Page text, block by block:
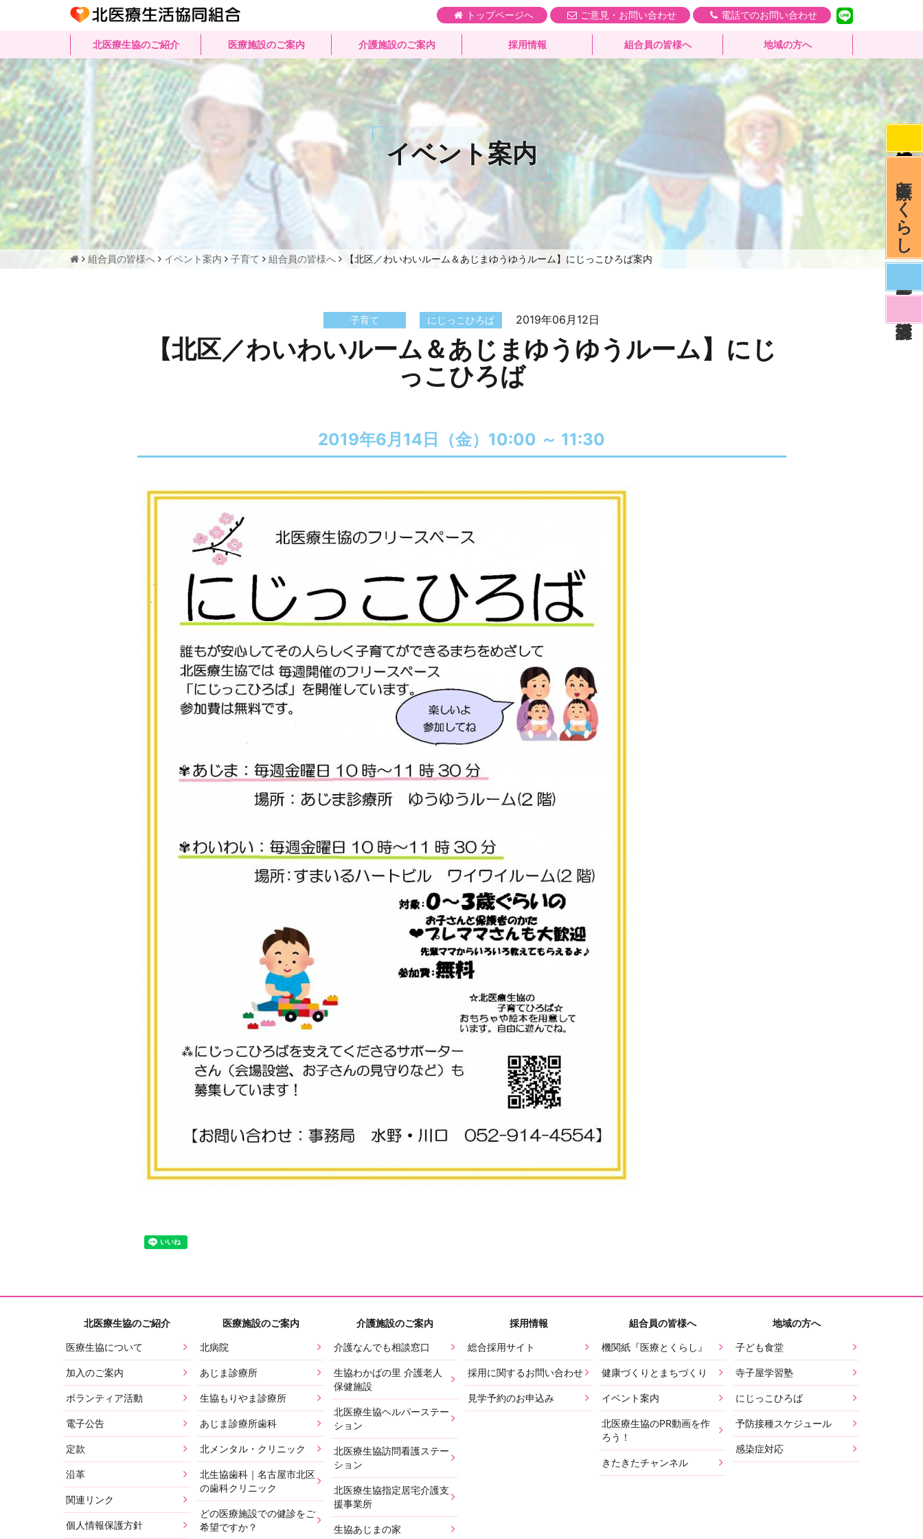
トップページへ ご意見・お問い合わせ 電話でのお問い合わせ
北医療生協のご紹介 医療施設のご案内 介護施設のご案内 採用情報 組合員の皆様へ 地域の方へ
イベント案内
組合員の皆様へ イベント案内 子育て 組合員の皆様へ 【北区／わいわいルーム＆あじまゆうゆうルーム】にじっこひろば案内
医療とくらし
子育て にじっこひろば 2019年06月12日
【北区／わいわいルーム＆あじまゆうゆうルーム】にじ
っこひろば
2019年6月14日（金） 10:00 ～ 11:30
北医療生協のご紹介
医療生協について
加入のご案内
ボランティア活動
電子公告
定款
沿革
関連リンク
個人情報保護方針
医療施設のご案内
北病院
あじま診療所
生協もりやま診療所
あじま診療所歯科
北メンタル・クリニック
北生協歯科｜名古屋市北区
の歯科クリニック
どの医療施設での健診をご
希望ですか？
介護施設のご案内
介護なんでも相談窓口
生協わかばの里 介護老人
保健施設
北医療生協ヘルパーステー
ション
北医療生協訪問看護ステー
ション
北医療生協指定居宅介護支
援事業所
生協あじまの家
採用情報
総合採用サイト
採用に関するお問い合わせ
見学予約のお申込み
組合員の皆様へ
機関紙『医療とくらし』
健康づくりとまちづくり
イベント案内
北医療生協のPR動画を作
ろう！
きたきたチャンネル
地域の方へ
子ども食堂
寺子屋学習塾
にじっこひろば
予防接種スケジュール
感染症対応